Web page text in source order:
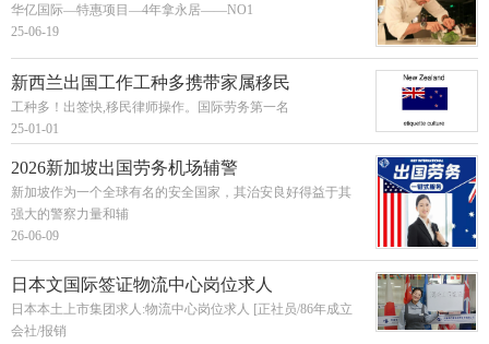
华亿国际—特惠项目—4年拿永居——NO1
25-06-19
新西兰出国工作工种多携带家属移民
工种多！出签快,移民律师操作。国际劳务第一名
25-01-01
2026新加坡出国劳务机场辅警
新加坡作为一个全球有名的安全国家，其治安良好得益于其
强大的警察力量和辅
26-06-09
日本文国际签证物流中心岗位求人
日本本土上市集团求人:物流中心岗位求人 [正社员/86年成立
会社/报销